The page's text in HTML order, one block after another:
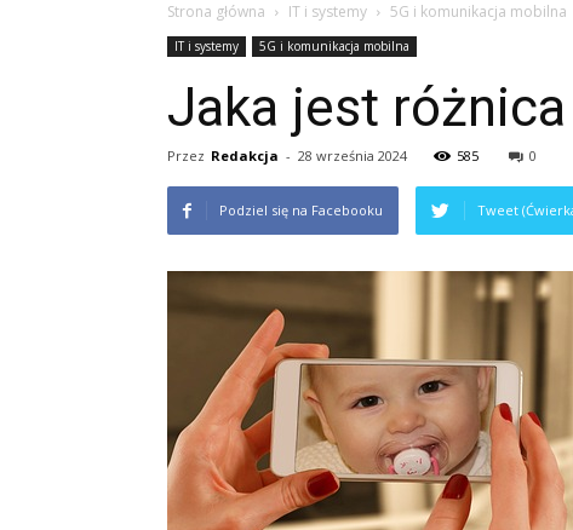
Strona główna IT i systemy 5G i komunikacja mobilna
IT i systemy 5G i komunikacja mobilna
Jaka jest
Przez Redakcja - 28 września 2024 585 0
Podziel się na Facebooku Tweet